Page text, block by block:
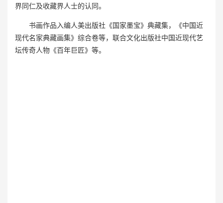
界同仁及收藏界人士的认同。
书画作品入编人美出版社《国家墨宝》典藏集，《中国近
现代名家典藏画集》综合卷等，联合文化出版社中国近现代艺
坛传奇人物《百年巨匠》等。